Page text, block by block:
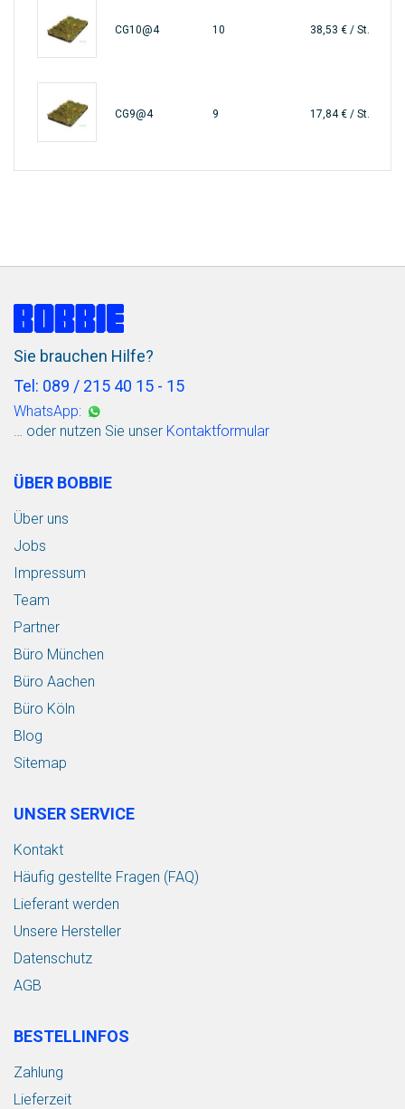
CG10@4 10 38,53 € / St.
CG9@4 9 17,84 € / St.
Sie brauchen Hilfe?
Tel: 089 / 215 40 15 - 15
WhatsApp:
… oder nutzen Sie unser Kontaktformular
ÜBER BOBBIE
Über uns
Jobs
Impressum
Team
Partner
Büro München
Büro Aachen
Büro Köln
Blog
Sitemap
UNSER SERVICE
Kontakt
Häufig gestellte Fragen (FAQ)
Lieferant werden
Unsere Hersteller
Datenschutz
AGB
BESTELLINFOS
Zahlung
Lieferzeit